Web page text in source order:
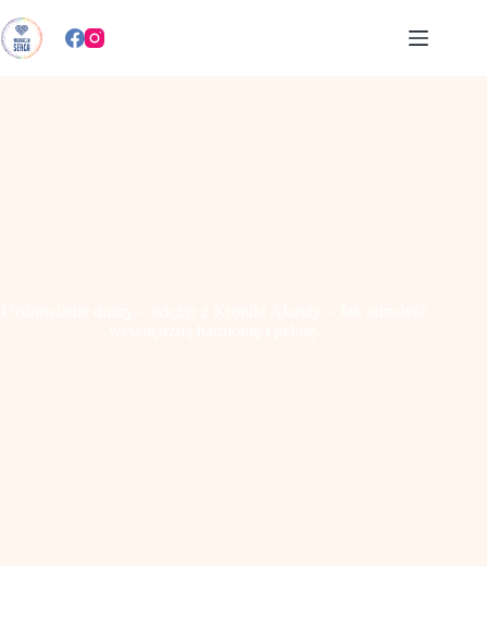
do
treści